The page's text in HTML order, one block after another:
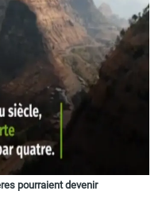
pourraient devenir